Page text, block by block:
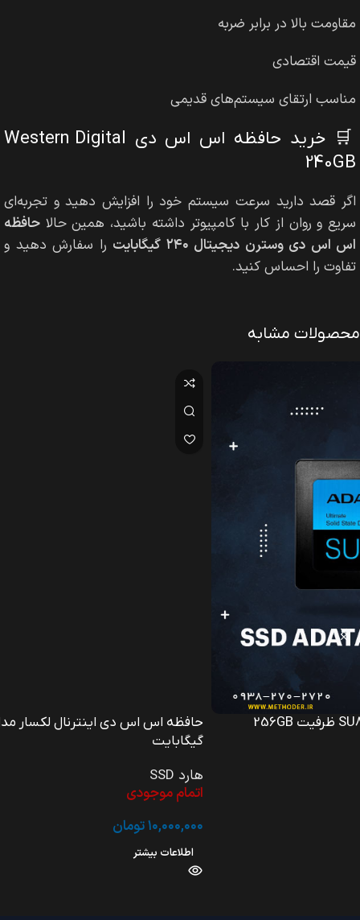
مقاومت بالا در برابر ضربه
قیمت اقتصادی
مناسب ارتقای سیستم‌های قدیمی
🛒 خرید حافظه اس اس دی Western Digital
240GB
اگر قصد دارید سرعت سیستم خود را افزایش دهید و تجربه‌ای
سریع و روان از کار با کامپیوتر داشته باشید، همین حالا حافظه
اس اس دی وسترن دیجیتال ۲۴۰ گیگابایت
را سفارش دهید و
تفاوت را احساس کنید.
محصولات مشابه
حافظه اس اس دی اینترنال لکسار مدل Ns100 ظرفیت ۲۵۶